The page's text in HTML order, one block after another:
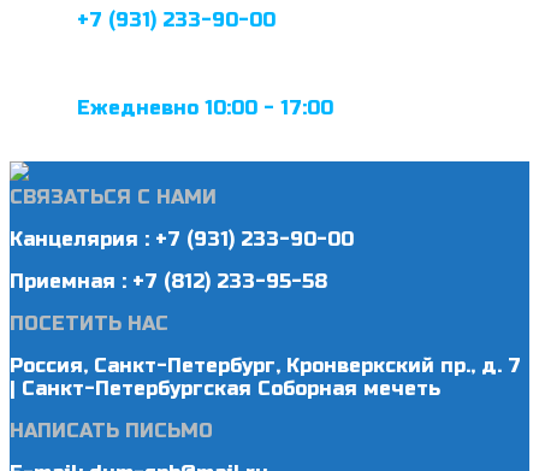
+7 (931) 233-90-00
Ежедневно 10:00 - 17:00
СВЯЗАТЬСЯ С НАМИ
Канцелярия : +7 (931) 233-90-00
Приемная : +7 (812) 233-95-58
ПОСЕТИТЬ НАС
Россия, Санкт-Петербург, Кронверкский пр., д. 7
| Санкт-Петербургская Соборная мечеть
НАПИСАТЬ ПИСЬМО